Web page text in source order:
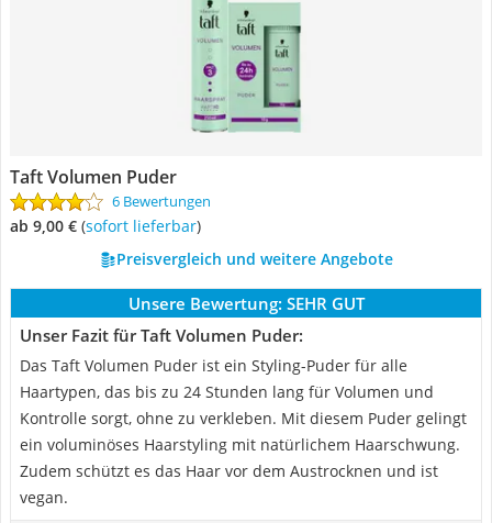
Taft Volumen Puder
6 Bewertungen
ab 9,00 € ( Sofort lieferbar)
Preisvergleich und weitere Angebote
Unsere Bewertung: SEHR GUT
Unser Fazit für Taft Volumen Puder:
Das Taft Volumen Puder ist ein Styling-Puder für alle
Haartypen, das bis zu 24 Stunden lang für Volumen und
Kontrolle sorgt, ohne zu verkleben. Mit diesem Puder gelingt
ein voluminöses Haarstyling mit natürlichem Haarschwung.
Zudem schützt es das Haar vor dem Austrocknen und ist
vegan.